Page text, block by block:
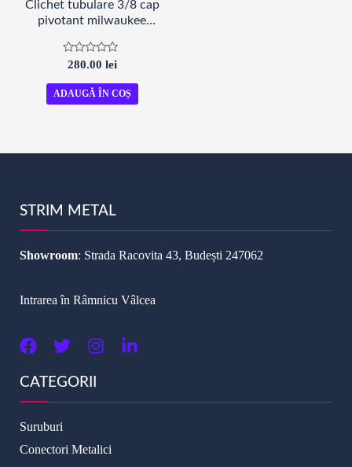
Clichet tubulare 3/8 cap
pivotant milwaukee
Evaluat
0
din
5
280.00 lei
ADAUGĂ ÎN COȘ
STRIM METAL
Showroom: Strada Racovita 43, Budești 247062
Intrarea în Râmnicu Vâlcea
CATEGORII
Suruburi
Conectori Metalici